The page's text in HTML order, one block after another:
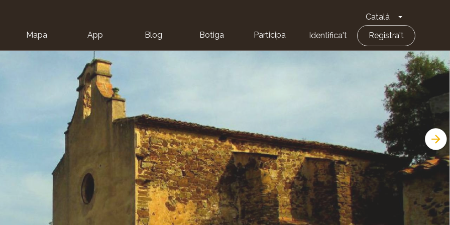
Català Toggle
Mapa App Blog Botiga Participa Identifica't Registra't